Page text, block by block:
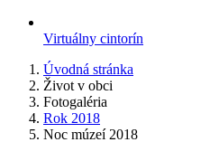
Virtuálny cintorín
Úvodná stránka
Život v obci
Fotogaléria
Rok 2018
Noc múzeí 2018